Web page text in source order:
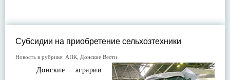
Субсидии на приобретение сельхозтехники
Новость в рубрике: АПК Донские Вести
Донские аграрии